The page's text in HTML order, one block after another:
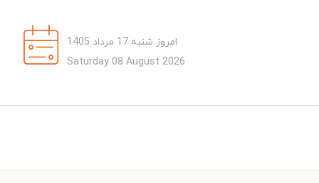
امروز شنبه 17 مرداد 1405
Saturday 08 August 2026